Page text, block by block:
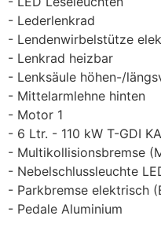
Lederlenkrad
Lendenwirbelstütze
Lenkrad heizbar
Lenksäule höhen-/
Mittelarmlehne hinten
Motor 1
6 Ltr. - 110 kW T-GDI
Multikollisionsbremse
Nebelschlussleuchte
Parkbremse elektrisch
Pedale Aluminium